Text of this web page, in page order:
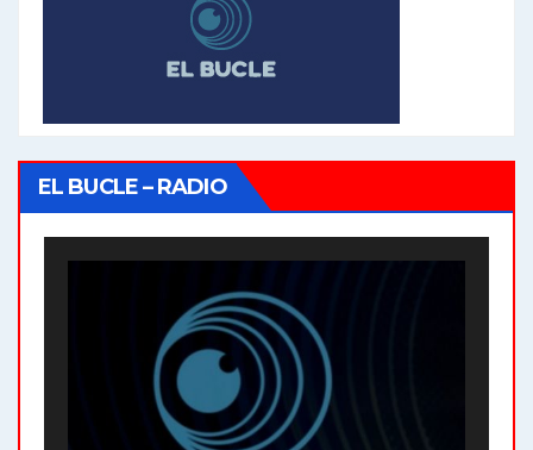
EL BUCLE – RADIO